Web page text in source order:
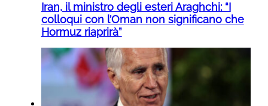
Iran, il ministro degli esteri Araghchi: “I
colloqui con l’Oman non significano che
Hormuz riaprirà”